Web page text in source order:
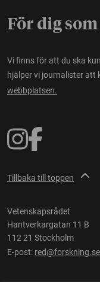
För dig
Vi finns för att du ska
hjälper vi journalister att
webbplatsen.
Tillbaka till toppen
Vetenskapsrådet
Hantverkargatan 11 B
112 21 Stockholm
E-post: red@forskning.se